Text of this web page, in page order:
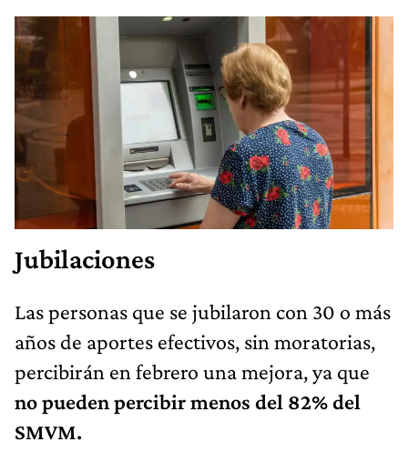
Jubilaciones
Las personas que se jubilaron con 30 o más
años de aportes efectivos, sin moratorias,
percibirán en febrero una mejora, ya que
no pueden percibir menos del 82% del
SMVM.